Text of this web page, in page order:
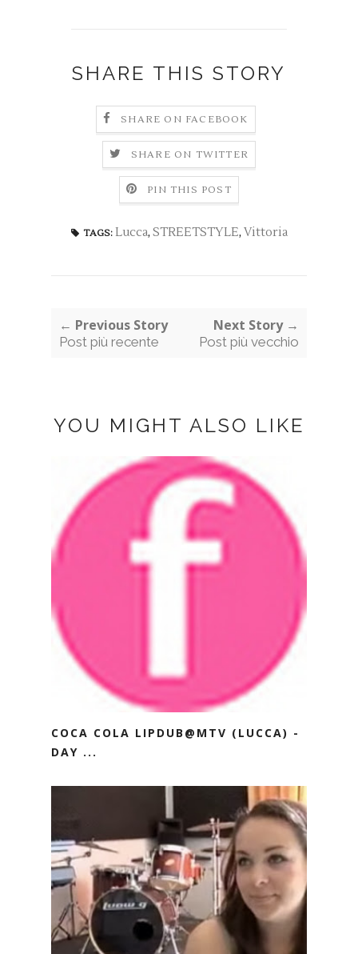
SHARE THIS STORY
SHARE ON FACEBOOK
SHARE ON TWITTER
PIN THIS POST
TAGS: Lucca, STREETSTYLE, Vittoria
← Previous Story
Post più recente
Next Story →
Post più vecchio
YOU MIGHT ALSO LIKE
COCA COLA LIPDUB@MTV (LUCCA) -
DAY ...